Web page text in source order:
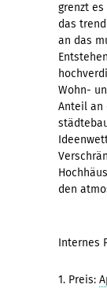
grenzt
das
an das
Wohn-
Anteil an
den
Internes
1. Preis: